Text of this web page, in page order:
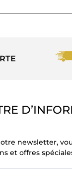
newsletter,
et offres